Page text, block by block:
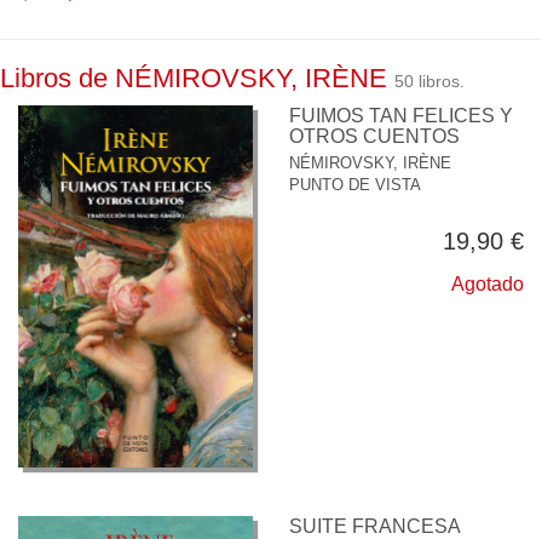
Libros de NÉMIROVSKY, IRÈNE 50 libros.
FUIMOS TAN FELICES Y
OTROS CUENTOS
NÉMIROVSKY, IRÈNE
PUNTO DE VISTA
19,90 €
Agotado
SUITE FRANCESA